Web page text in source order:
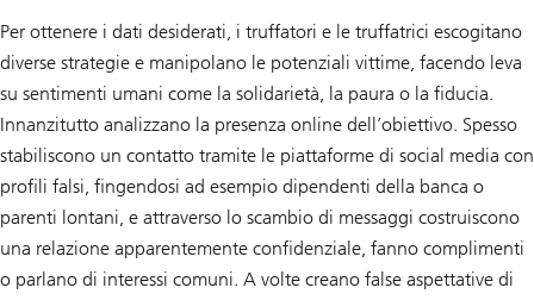
Per ottenere i dati desiderati, i truffatori e le truffatrici escogitano
diverse strategie e manipolano le potenziali vittime, facendo leva
su sentimenti umani come la solidarietà, la paura o la fiducia.
Innanzitutto analizzano la presenza online dell’obiettivo. Spesso
stabiliscono un contatto tramite le piattaforme di social media con
profili falsi, fingendosi ad esempio dipendenti della banca o
parenti lontani, e attraverso lo scambio di messaggi costruiscono
una relazione apparentemente confidenziale, fanno complimenti
o parlano di interessi comuni. A volte creano false aspettative di